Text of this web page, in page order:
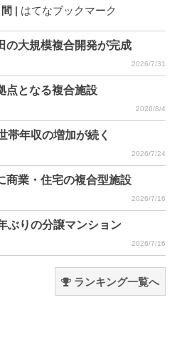
はてなブックマーク
の大規模複合開発が完成
2026/7/31
点となる複合施設
2026/8/4
帯年収の増加が続く
2026/7/24
商業・住宅の複合型施設
2026/7/16
ぶりの分譲マンション
2026/7/16
ランキング一覧へ